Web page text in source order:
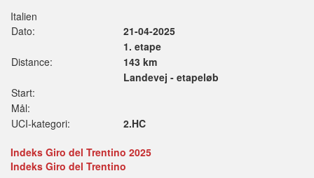
Italien
Dato:
21-04-2025
1. etape
Distance:
143 km
Landevej - etapeløb
Start:
Mål:
UCI-kategori:
2.HC
Indeks Giro del Trentino 2025
Indeks Giro del Trentino